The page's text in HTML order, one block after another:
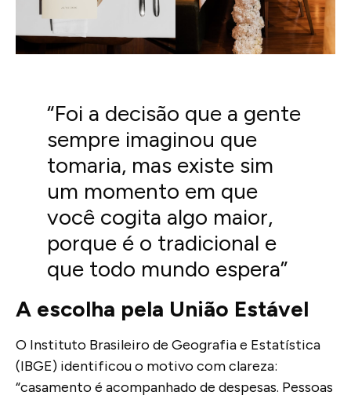
“Foi a decisão que a gente
sempre imaginou que
tomaria, mas existe sim
um momento em que
você cogita algo maior,
porque é o tradicional e
que todo mundo espera”
A escolha pela União Estável
O Instituto Brasileiro de Geografia e Estatística
(IBGE) identificou o motivo com clareza:
“casamento é acompanhado de despesas. Pessoas